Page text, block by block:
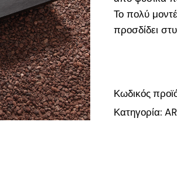
Το πολύ
προσδίδει
Κωδικός
Κατηγορία: